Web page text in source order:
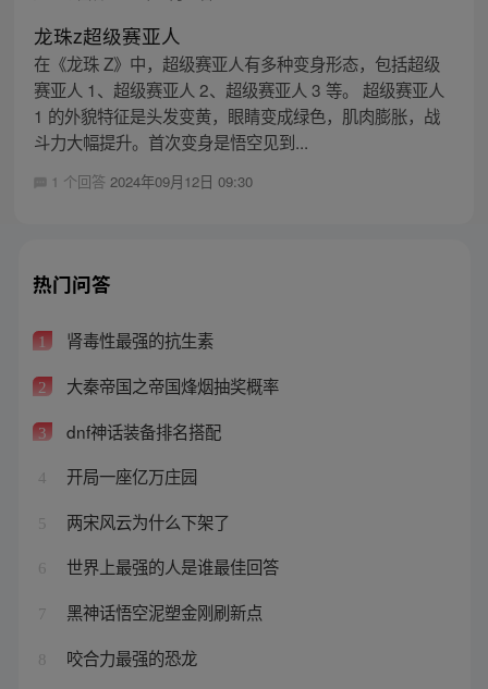
龙珠z超级赛亚人
在《龙珠 Z》中，超级赛亚人有多种变身形态，包括超级
赛亚人 1、超级赛亚人 2、超级赛亚人 3 等。 超级赛亚人
1 的外貌特征是头发变黄，眼睛变成绿色，肌肉膨胀，战
斗力大幅提升。首次变身是悟空见到...
1 个回答 2024年09月12日 09:30
热门问答
1 肾毒性最强的抗生素
2 大秦帝国之帝国烽烟抽奖概率
3 dnf神话装备排名搭配
4 开局一座亿万庄园
5 两宋风云为什么下架了
6 世界上最强的人是谁最佳回答
7 黑神话悟空泥塑金刚刷新点
8 咬合力最强的恐龙